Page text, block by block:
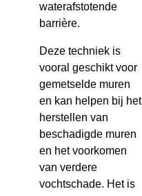
waterafstotende
barrière.
Deze techniek is
vooral geschikt voor
gemetselde muren
en kan helpen bij het
herstellen van
beschadigde muren
en het voorkomen
van verdere
vochtschade. Het is